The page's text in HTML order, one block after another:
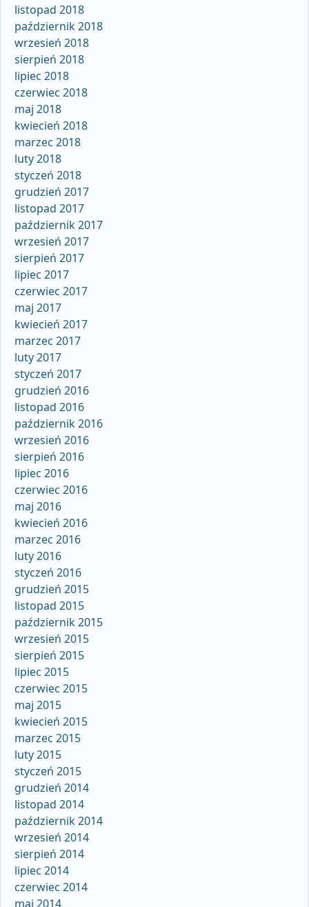
listopad 2018
październik 2018
wrzesień 2018
sierpień 2018
lipiec 2018
czerwiec 2018
maj 2018
kwiecień 2018
marzec 2018
luty 2018
styczeń 2018
grudzień 2017
listopad 2017
październik 2017
wrzesień 2017
sierpień 2017
lipiec 2017
czerwiec 2017
maj 2017
kwiecień 2017
marzec 2017
luty 2017
styczeń 2017
grudzień 2016
listopad 2016
październik 2016
wrzesień 2016
sierpień 2016
lipiec 2016
czerwiec 2016
maj 2016
kwiecień 2016
marzec 2016
luty 2016
styczeń 2016
grudzień 2015
listopad 2015
październik 2015
wrzesień 2015
sierpień 2015
lipiec 2015
czerwiec 2015
maj 2015
kwiecień 2015
marzec 2015
luty 2015
styczeń 2015
grudzień 2014
listopad 2014
październik 2014
wrzesień 2014
sierpień 2014
lipiec 2014
czerwiec 2014
maj 2014